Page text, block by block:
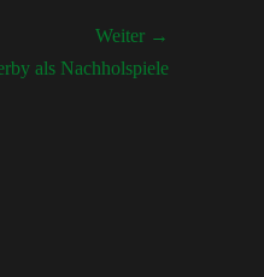
Weiter →
als Nachholspiele